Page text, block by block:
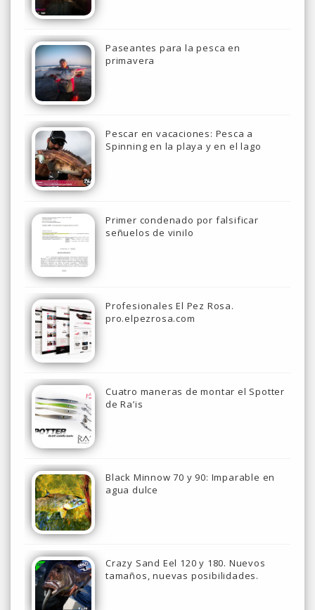
Paseantes para la pesca en
primavera
Pescar en vacaciones: Pesca a
Spinning en la playa y en el lago
Primer condenado por falsificar
señuelos de vinilo
Profesionales El Pez Rosa.
pro.elpezrosa.com
Cuatro maneras de montar el Spotter
de Ra’is
Black Minnow 70 y 90: Imparable en
agua dulce
Crazy Sand Eel 120 y 180. Nuevos
tamaños, nuevas posibilidades.